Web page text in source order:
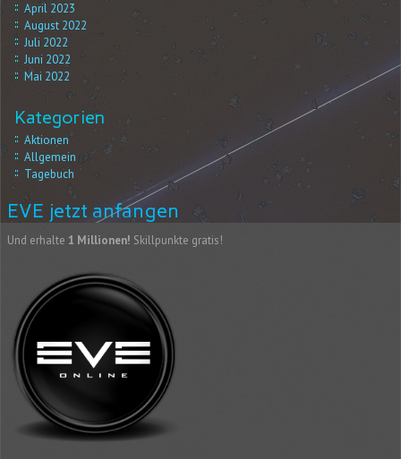
April 2023
August 2022
Juli 2022
Juni 2022
Mai 2022
Kategorien
Aktionen
Allgemein
Tagebuch
EVE jetzt anfangen
Und erhalte 1 Millionen! Skillpunkte gratis!